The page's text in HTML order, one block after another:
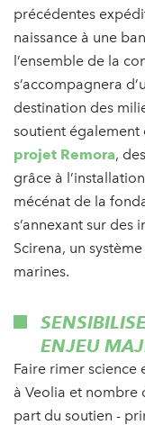
précédentes
naissance à une
l’ensemble de la
s’accompagnera
destination des
soutient également
projet Remora,
grâce à
mécénat de la
s’annexant sur des
Scirena, un
marines.
ENJEU
Faire rimer science
à Veolia et nombre
part du soutien -